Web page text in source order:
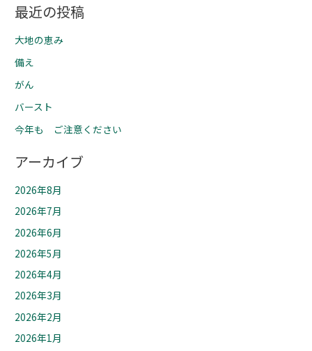
最近の投稿
大地の恵み
備え
がん
バースト
今年も ご注意ください
アーカイブ
2026年8月
2026年7月
2026年6月
2026年5月
2026年4月
2026年3月
2026年2月
2026年1月